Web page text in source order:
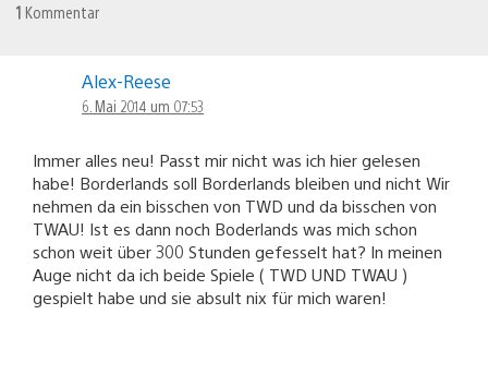
1 Kommentar
Alex-Reese
6. Mai 2014 um 07:53
Immer alles neu! Passt mir nicht was ich hier gelesen
habe! Borderlands soll Borderlands bleiben und nicht Wir
nehmen da ein bisschen von TWD und da bisschen von
TWAU! Ist es dann noch Boderlands was mich schon
schon weit über 300 Stunden gefesselt hat? In meinen
Auge nicht da ich beide Spiele ( TWD UND TWAU )
gespielt habe und sie absult nix für mich waren!